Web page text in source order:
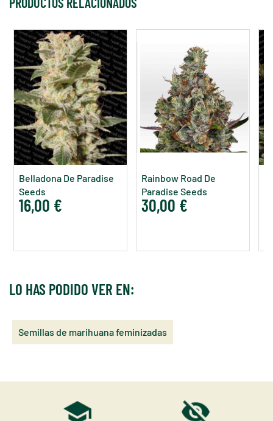
Belladona De Paradise
Seeds
16,00 €
Rainbow Road De
Paradise Seeds
30,00 €
LO HAS PODIDO VER EN:
Semillas de marihuana feminizadas